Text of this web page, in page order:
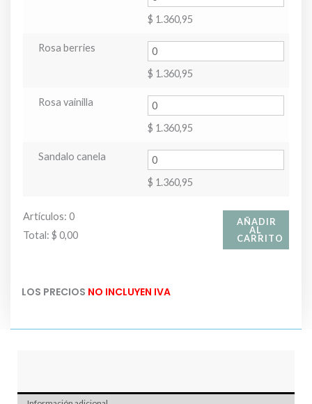
$ 1.360,95
Rosa berries
$ 1.360,95
Rosa vainilla
$ 1.360,95
Sandalo canela
$ 1.360,95
Artículos: 0
Total: $ 0,00
Tu
es
AÑADIR
AL
CARRITO
LOS PRECIOS NO INCLUYEN IVA